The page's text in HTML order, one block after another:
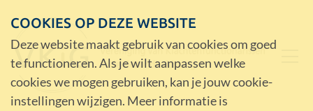
COOKIES OP DEZE WEBSITE
Deze website maakt gebruik van cookies om goed
te functioneren. Als je wilt aanpassen welke
cookies we mogen gebruiken, kan je jouw cookie-
instellingen wijzigen. Meer informatie is